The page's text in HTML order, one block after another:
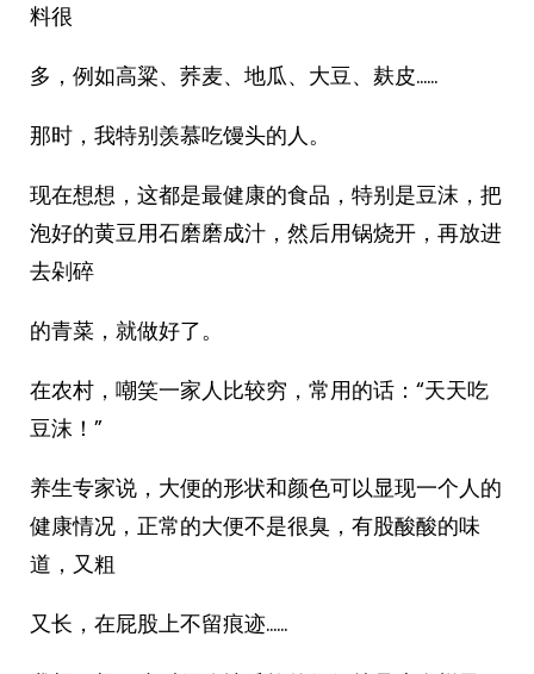
料很
多，例如高粱、荞麦、地瓜、大豆、麸皮……
那时，我特别羡慕吃馒头的人。
现在想想，这都是最健康的食品，特别是豆沫，把
泡好的黄豆用石磨磨成汁，然后用锅烧开，再放进
去剁碎
的青菜，就做好了。
在农村，嘲笑一家人比较穷，常用的话：“天天吃
豆沫！”
养生专家说，大便的形状和颜色可以显现一个人的
健康情况，正常的大便不是很臭，有股酸酸的味
道，又粗
又长，在屁股上不留痕迹……